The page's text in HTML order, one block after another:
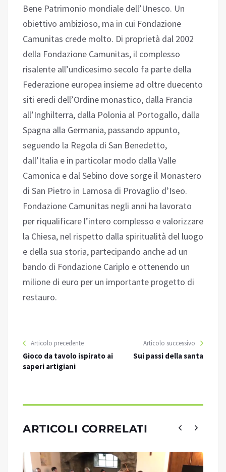
Bene Patrimonio mondiale dell’Unesco. Un
obiettivo ambizioso, ma in cui Fondazione
Camunitas crede molto. Di proprietà dal 2002
della Fondazione Camunitas, il complesso
risalente all’undicesimo secolo fa parte della
Federazione europea insieme ad oltre duecento
siti eredi dell’Ordine monastico, dalla Francia
all’Inghilterra, dalla Polonia al Portogallo, dalla
Spagna alla Germania, passando appunto,
seguendo la Regola di San Benedetto,
dall’Italia e in particolar modo dalla Valle
Camonica e dal Sebino dove sorge il Monastero
di San Pietro in Lamosa di Provaglio d’Iseo.
Fondazione Camunitas negli anni ha lavorato
per riqualificare l’intero complesso e valorizzare
la Chiesa, nel rispetto dalla spiritualità del luogo
e della sua storia, partecipando anche ad un
bando di Fondazione Cariplo e ottenendo un
milione di euro per un importante progetto di
restauro.
Articolo precedente
Gioco da tavolo ispirato ai
saperi artigiani
Articolo successivo
Sui passi della santa
ARTICOLI CORRELATI